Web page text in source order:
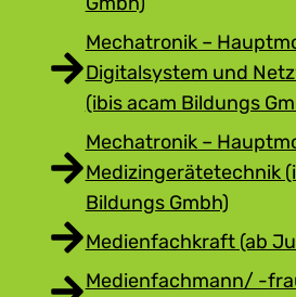
Mechatronik –
Digitalsystem und
(ibis acam Bildungs
Mechatronik –
Medizingerätetechnik
Bildungs Gmbh)
Medienfachkraft (ab
Medienfachmann/ -